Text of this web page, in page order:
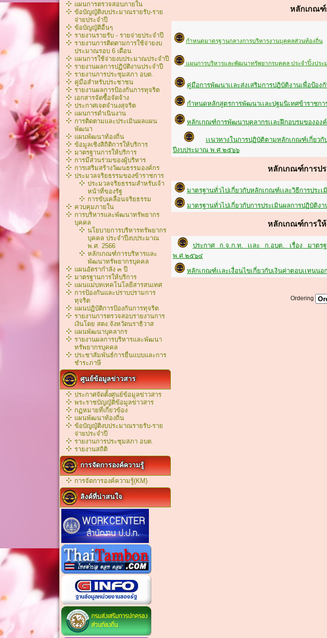
แผนการตรวจสอบภายใน
ข้อบัญญัติงบประมาณรายรับ-ราย
จ่ายประจำปี
ข้อบัญญัติอื่นๆ
รายงานรายรับ - รายจ่ายประจำปี
รายงานการติดตามการใช้จ่ายงบ
ประมาณรอบ 6 เดือน
แผนการใช้จ่ายงบประมาณประจำปี
รายงานผลการปฏิบัติงานประจำปี
รายงานการประชุมสภา อบต.
คู่มือสำหรับประชาชน
รายงานผลการป้องกันการทุจริต
เอกสารจัดซื้อจัดจ้าง
ประกาศเจตจำนงสุจริต
แผนการดำเนินงาน
การติดตามและประเมินผลแผน
พัฒนา
แผนพัฒนาท้องถิ่น
ข้อมูลเชิงสิถิติการให้บริการ
มาตรฐานการให้บริการ
การมีส่วนร่วมของผู้บริหาร
การเสริมสร้างวัฒนธรรมองค์กร
ประมวลจริยธรรมของข้าราชการ
ประมวลจริยธรรมสำหรับเจ้า
หน้าที่ของรัฐ
การขับเคลื่อนจริยธรรม
ควบคุมภายใน
การบริหารและพัฒนาทรัพยากร
บุคคล
นโยบายการบริหารทรัพยากร
บุคคล ประจำปีงบประมาณ
พ.ศ. 2566
หลักเกณฑ์การบริหารเเละ
พัฒนาทรัพยากรบุคคล
แผนอัตรากำลัง ๓ ปี
มาตรฐานการให้บริการ
แผนแม่บทเทคโนโลยีสารสนเทศ
การป้องกันและปราบปรามการ
ทุจริต
แผนปฏิบัติการป้องกันการทุจริต
รายงานการตรวจสอบรายงานการ
เงินโดย สตง.จังหวัดนราธิวาส
แผนพัฒนาบุคลากร
รายงานผลการบริหารและพัฒนา
ทรัพยากรบุคคล
ประชาสัมพันธ์การยื่นแบบและการ
ชำระภาษี
ศูนย์ข้อมูลข่าวสาร
ประกาศจัดตั้งศูนย์ข้อมูลข่าวสาร
พระราชบัญญัติข้อมูลข่าวสาร
กฏหมายที่เกี่ยวข้อง
เเผนพัฒนาท้องถิ่น
ข้อบัญญัติงบประมาณรายรับ-ราย
จ่ายประจำปี
รายงานการประชุมสภา อบต.
รายงานสถิติ
การจัดการองค์ความรู้
การจัดการองค์ความรู้(KM)
ลิงค์ที่น่าสนใจ
หลักเกณฑ์การพัฒน
กำหนดมาตรฐานกลางการบริหารงานบุคคลส่วนท้องถิ่น
แผนการบริหารและพัฒนาทรัพยากรบุคคล ประจำปิ้งปร
คู่มือการพัฒนาเเละส่งเสริมการปฏิบัติงานเพื่อป้อ
กำหนดหลักสูตรการพัฒนาเเละปฐมนิเทศข้าราชก
หลักเกณฑ์การพัฒนาบุคลากรเเละฝึกอบรมของอ
เเนวทางในการปฏิบัติตามหลักเกณฑ์เกี่ยว
ปีงบประมาณ พ.ศ.๒๕๖๖
หลักเกณฑ์การป
มาตรฐานทั่วไปเกี่ยวกับหลักเกณฑ์เเละวิธีการปร
มาตรฐานทั่วไปเกี่ยวกับการประเมินผลการปฏิบัติ
หลักเกณฑ์การใ
ประกาศ ก.จ.ก.ท. เเละ ก.อบต. เรื่อง มาตรฐ
พ.ศ.๒๕๖๔
หลักเกณฑ์เเละเงื่อนไขเกี่ยวกับเงินค่าตอบเเทน
Ordering